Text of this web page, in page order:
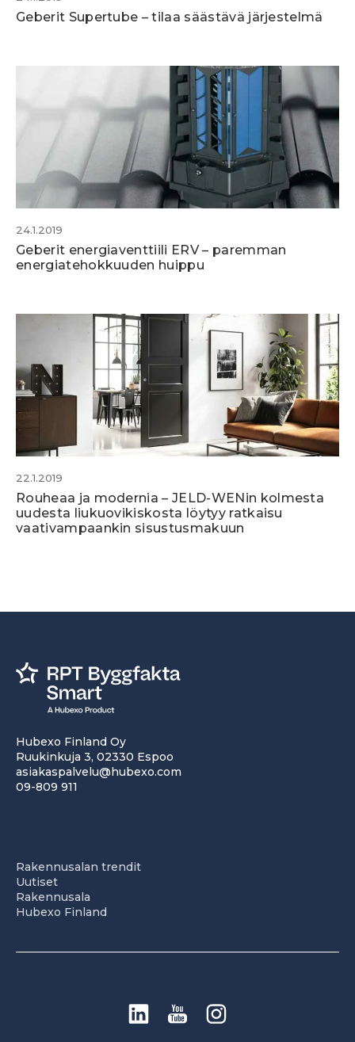
Geberit Supertube – tilaa säästävä järjestelmä
24.1.2019
Geberit energiaventtiili ERV – paremman
energiatehokkuuden huippu
22.1.2019
Rouheaa ja modernia – JELD-WENin kolmesta
uudesta liukuovikiskosta löytyy ratkaisu
vaativampaankin sisustusmakuun
Hubexo Finland Oy
Ruukinkuja 3, 02330 Espoo
asiakaspalvelu@hubexo.com
09-809 911
Rakennusalan trendit
Uutiset
Rakennusala
Hubexo Finland